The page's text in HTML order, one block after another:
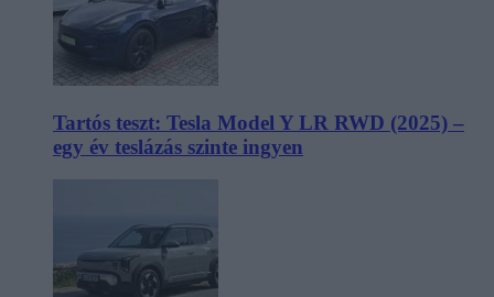
Tartós teszt: Tesla Model Y LR RWD (2025) –
egy év teslázás szinte ingyen